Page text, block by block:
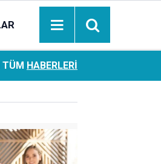
başvuran emeklilere hemen ödeme
geçiyor
TÜM HABERLERI